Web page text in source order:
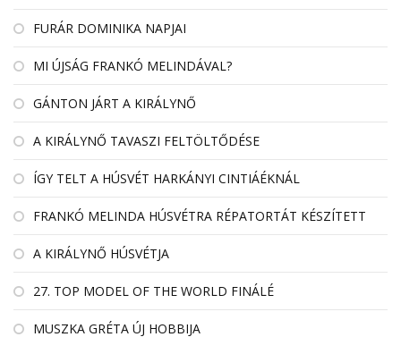
FURÁR DOMINIKA NAPJAI
MI ÚJSÁG FRANKÓ MELINDÁVAL?
GÁNTON JÁRT A KIRÁLYNŐ
A KIRÁLYNŐ TAVASZI FELTÖLTŐDÉSE
ÍGY TELT A HÚSVÉT HARKÁNYI CINTIÁÉKNÁL
FRANKÓ MELINDA HÚSVÉTRA RÉPATORTÁT KÉSZÍTETT
A KIRÁLYNŐ HÚSVÉTJA
27. TOP MODEL OF THE WORLD FINÁLÉ
MUSZKA GRÉTA ÚJ HOBBIJA